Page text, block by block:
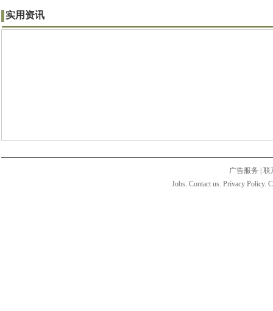
实用资讯
广告服务
联
Jobs. Contact us. Privacy Policy.